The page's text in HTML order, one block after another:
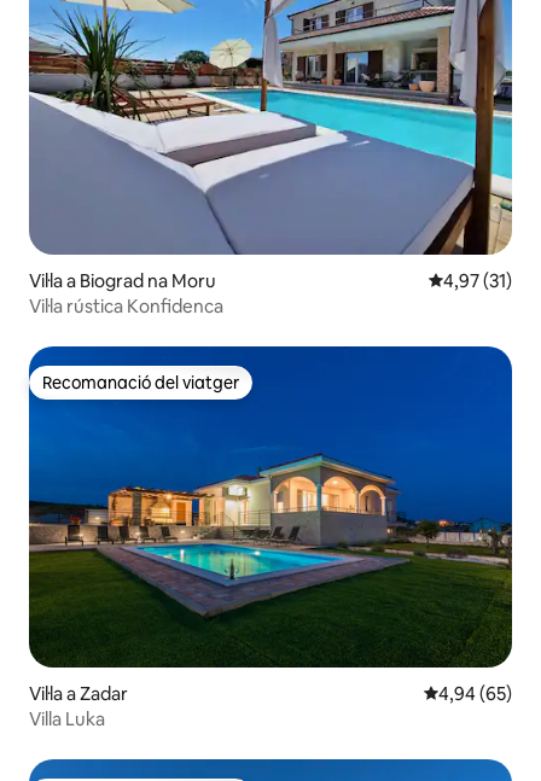
Vil·la a Biograd na Moru 4,97 de
4,97 (31)
Vil·la rústica Konfidenca
Recomanació del viatger
Recomanació del viatger
Vil·la a Zadar 4,94 de
4,94 (65)
Villa Luka